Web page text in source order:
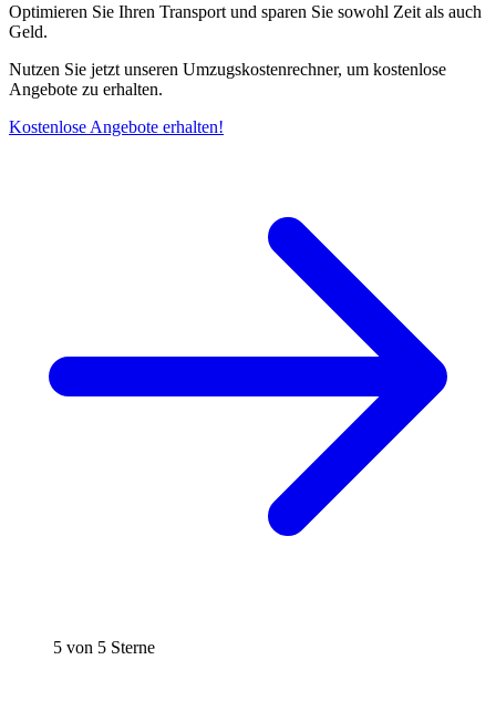
Optimieren Sie Ihren Transport und sparen Sie sowohl Zeit als auch
Geld.
Nutzen Sie jetzt unseren Umzugskostenrechner, um kostenlose
Angebote zu erhalten.
Kostenlose Angebote erhalten!
5 von 5 Sterne